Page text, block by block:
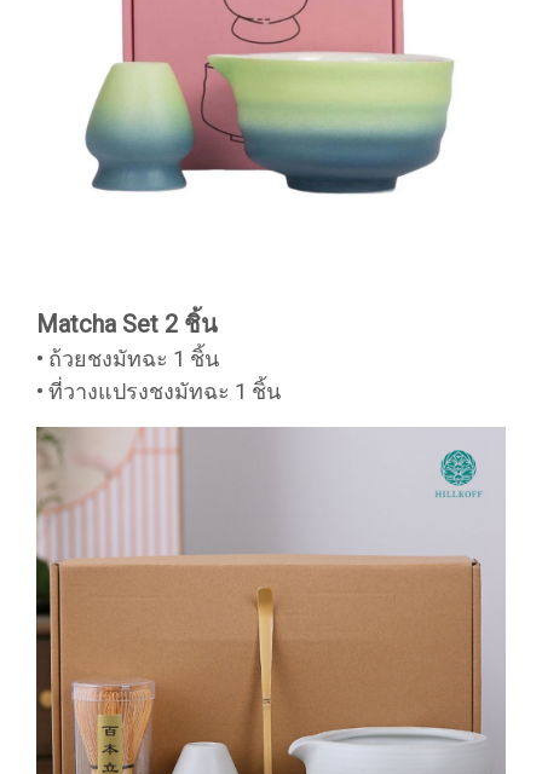
Matcha Set 2 ชิ้น
• ถ้วยชงมัทฉะ 1 ชิ้น
• ที่วางแปรงชงมัทฉะ 1 ชิ้น